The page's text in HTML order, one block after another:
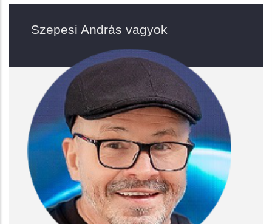
Szepesi András vagyok